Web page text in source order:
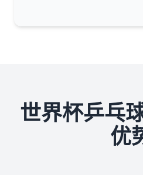
世界杯乒乓
优